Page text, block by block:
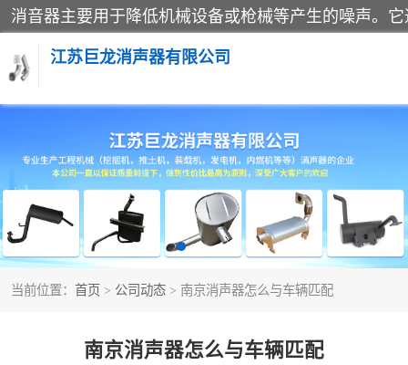
江苏巨龙消声器有限公司
当前位置： 首页 > 公司动态 > 南京消声器怎么与车辆匹配
南京消声器怎么与车辆匹配
消声器